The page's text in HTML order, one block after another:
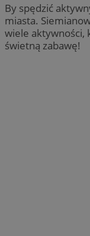
By spędzić
miasta.
wiele aktywności,
świetną zabawę!